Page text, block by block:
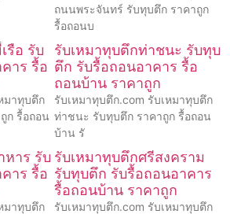
ถนนพระจันทร์ รับทุบตึก ราคาถูก
รื้อถอนบ
รือ รับ
าร รื้อ
มาทุบตึก
ก รื้อถอน
รับเหมาทุบตึกท่าชนะ รับทุบ
ตึก รับรื้อถอนอาคาร รื้อ
ถอนบ้าน ราคาถูก
รับเหมาทุบตึก.com รับเหมาทุบตึก
ท่าชนะ รับทุบตึก ราคาถูก รื้อถอน
บ้าน รั
หาร รับ
าร รื้อ
มาทุบตึก
รับเหมาทุบตึกศรีสงคราม
รับทุบตึก รับรื้อถอนอาคาร
รื้อถอนบ้าน ราคาถูก
รับเหมาทุบตึก.com รับเหมาทุบตึก